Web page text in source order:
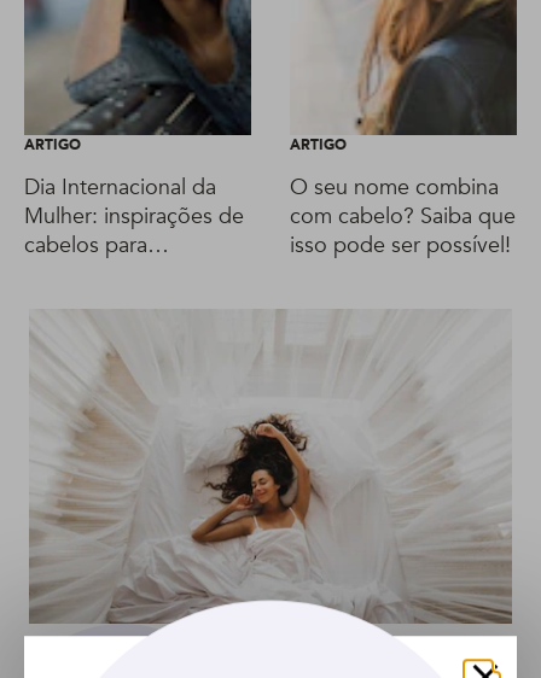
ARTIGO
Dia Internacional da
Mulher: inspirações de
cabelos para
ARTIGO
O seu nome combina
com cabelo? Saiba que
isso pode ser possível!